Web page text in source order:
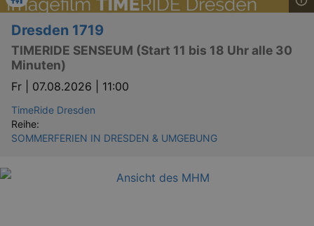
Dresden 1719
TIMERIDE SENSEUM (Start 11 bis 18 Uhr alle 30
Minuten)
Fr | 07.08.2026 | 11:00
TimeRide Dresden
Reihe:
SOMMERFERIEN IN DRESDEN & UMGEBUNG